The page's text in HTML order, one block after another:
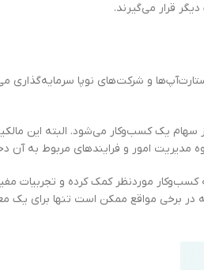
قرار می‌گیرند.
و شرکت‌های نوپا سرمایه‌گذاری
از سهام یک کسب‌وکار می‌شود. البته این
امور و فرایندهای مربوط به آن
موردنظر کمک کرده و تجربیات
مواقع ممکن است تنها برای یک